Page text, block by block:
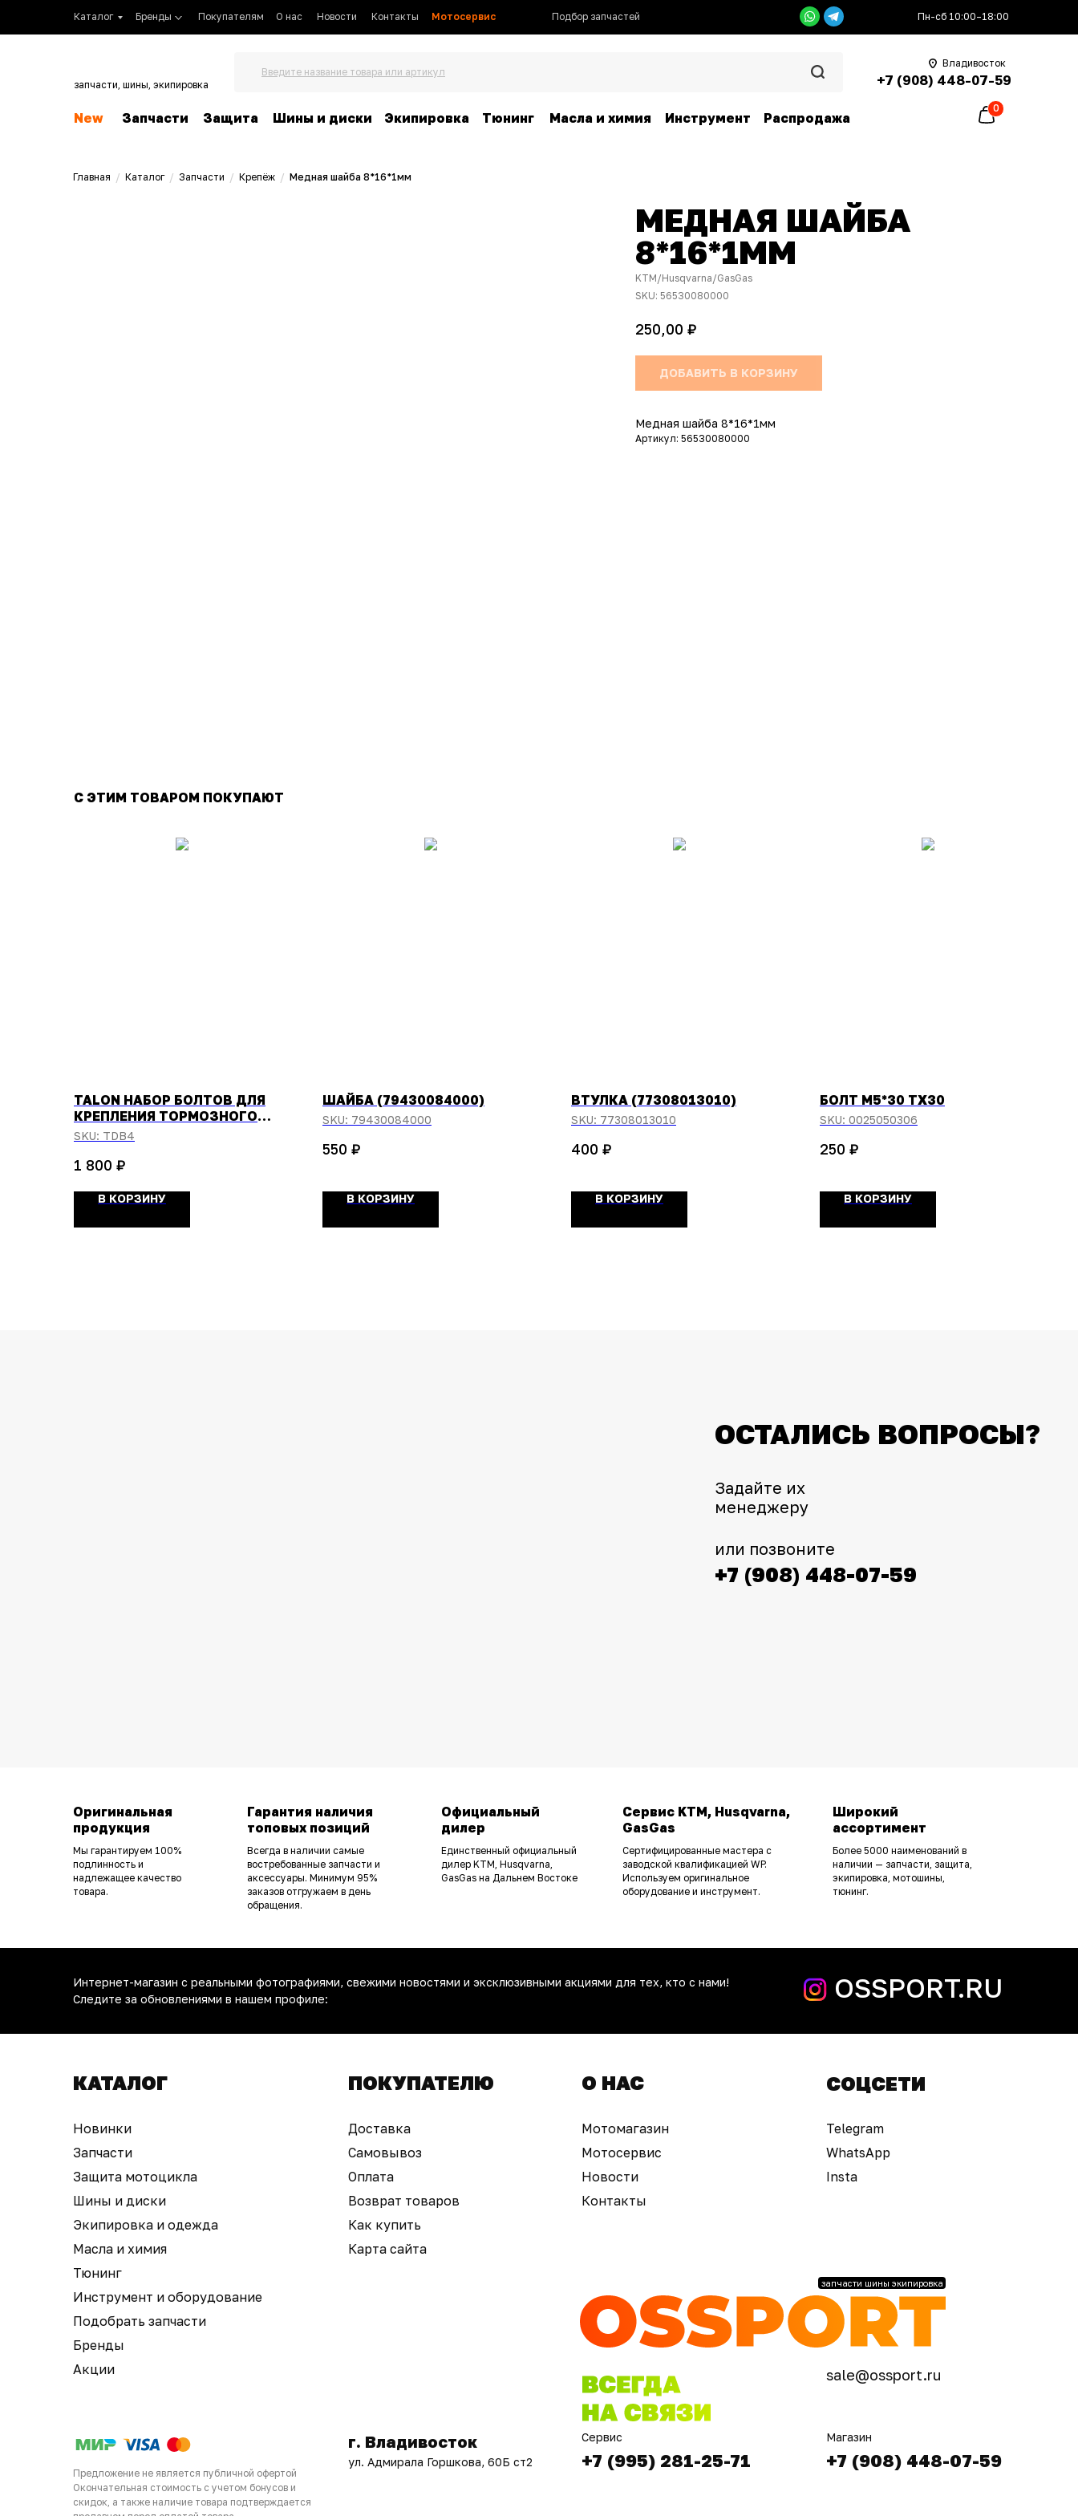
+7 (908) 448-07-59
0
Владивосток
Подбор запчастей Пн-сб 10:00–18:00
Каталог Контакты
Новости Мотосервис
Бренды Покупателям О нас
Введите название товара или артикул
Защита
Запчасти
New Масла и химия Инструмент Распродажа
Шины и диски Экипировка Тюнинг
запчасти, шины, экипировка
Главная / Каталог/ Запчасти / Крепёж / Медная шайба 8*16*1мм
МЕДНАЯ ШАЙБА
8*16*1ММ
KTM/Husqvarna/GasGas
SKU: 56530080000
250,00 ₽
ДОБАВИТЬ В КОРЗИНУ
Медная шайба 8*16*1мм
Артикул: 56530080000
С ЭТИМ ТОВАРОМ ПОКУПАЮТ
TALON НАБОР БОЛТОВ ДЛЯ
КРЕПЛЕНИЯ ТОРМОЗНОГО
ДИСКА M6*14
SKU: TDB4
1 800 ₽
В КОРЗИНУ
ШАЙБА (79430084000)
SKU: 79430084000
550 ₽
В КОРЗИНУ
ВТУЛКА (77308013010)
SKU: 77308013010
400 ₽
В КОРЗИНУ
БОЛТ М5*30 ТХ30
SKU: 0025050306
250 ₽
В КОРЗИНУ
ОСТАЛИСЬ ВОПРОСЫ?
+7 (908) 448-07-59
или позвоните
Задайте их
менеджеру
Широкий
ассортимент
Более 5000 наименований в
наличии — запчасти, защита,
экипировка, мотошины,
тюнинг.
Оригинальная
продукция
Мы гарантируем 100%
подлинность и
надлежащее качество
товара.
Единственный официальный
дилер KTM, Husqvarna,
GasGas на Дальнем Востоке
Официальный
дилер
Сертифицированные мастера с
заводской квалификацией WP.
Используем оригинальное
оборудование и инструмент.
Сервис KTM, Husqvarna,
GasGas
Всегда в наличии самые
востребованные запчасти и
аксессуары. Минимум 95%
заказов отгружаем в день
обращения.
Гарантия наличия
топовых позиций
OSSPORT.RU
Интернет-магазин с реальными фотографиями, свежими новостями и эксклюзивными акциями для тех, кто с нами!
Следите за обновлениями в нашем профиле:
О НАС СОЦСЕТИ
Акции
Бренды
Инструмент и оборудование
Подобрать запчасти
Тюнинг
Запчасти
Шины и диски
Защита мотоцикла
Экипировка и одежда
Масла и химия
Новинки
Доставка
Самовывоз
Возврат товаров
Оплата
Как купить
Карта сайта
Мотомагазин
Мотосервис
Новости
Контакты
Telegram
WhatsApp
Insta
КАТАЛОГ ПОКУПАТЕЛЮ
+7 (908) 448-07-59
Магазин
+7 (995) 281-25-71
Сервис
г. Владивосток
ул. Адмирала Горшкова, 60Б ст2
sale@ossport.ru
Предложение не является публичной офертой
Окончательная стоимость с учетом бонусов и
скидок, а также наличие товара подтверждается
запчасти шины экипировка